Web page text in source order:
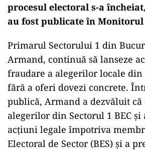
procesul electoral s-a
au fost publicate în
Primarul Sectorului 1 din
Armand, continuă să lanseze
fraudare a alegerilor locale din
fără a oferi dovezi concrete.
publică, Armand a dezvăluit
alegerilor din Sectorul 1 BEC și
acțiuni legale împotriva
Electoral de Sector (BES) și a